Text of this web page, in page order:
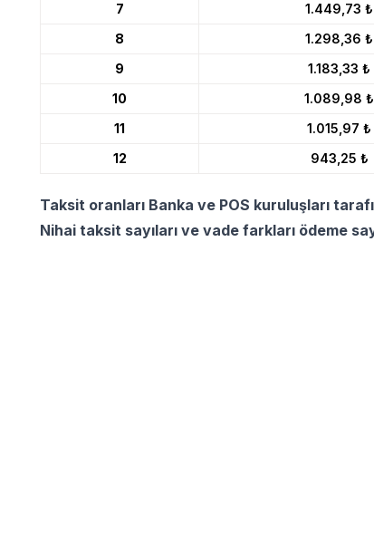
7
1.449,73 ₺
8
1.298,36 ₺
9
1.183,33 ₺
10
1.089,98 ₺
11
1.015,97 ₺
12
943,25 ₺
Taksit oranları Banka ve POS kuruluşları
Nihai taksit sayıları ve vade farkları ödeme